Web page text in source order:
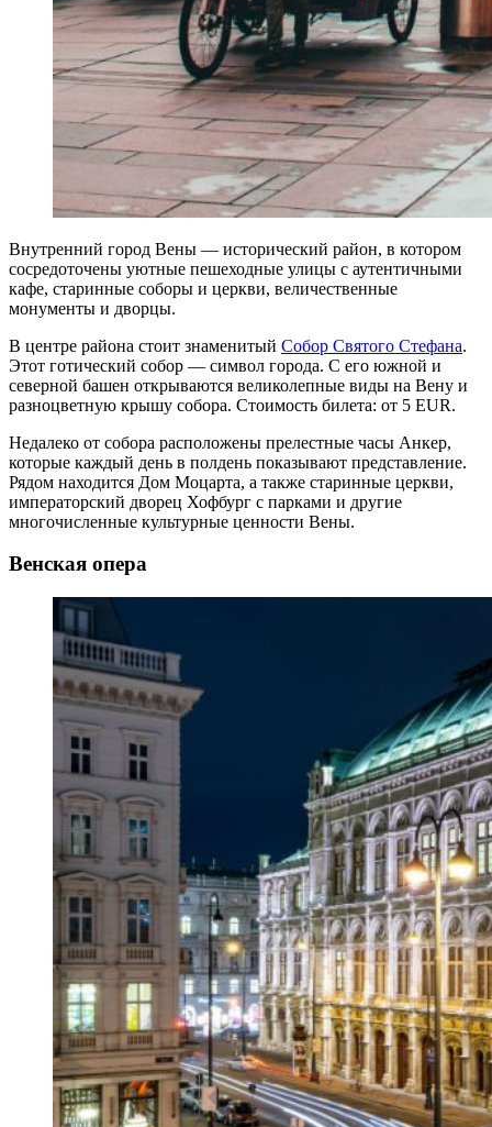
Внутренний город Вены — исторический район, в котором
сосредоточены уютные пешеходные улицы с аутентичными
кафе, старинные соборы и церкви, величественные
монументы и дворцы.
В центре района стоит знаменитый Собор Святого Стефана.
Этот готический собор — символ города. С его южной и
северной башен открываются великолепные виды на Вену и
разноцветную крышу собора. Стоимость билета: от 5 EUR.
Недалеко от собора расположены прелестные часы Анкер,
которые каждый день в полдень показывают представление.
Рядом находится Дом Моцарта, а также старинные церкви,
императорский дворец Хофбург с парками и другие
многочисленные культурные ценности Вены.
Венская опера